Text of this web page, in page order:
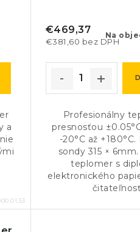
a
Na
€381,60 bez DPH
€469,37
Profesionálny
presnosťou
-20°C až
sondy 315 ×
teplomer s
elektronického